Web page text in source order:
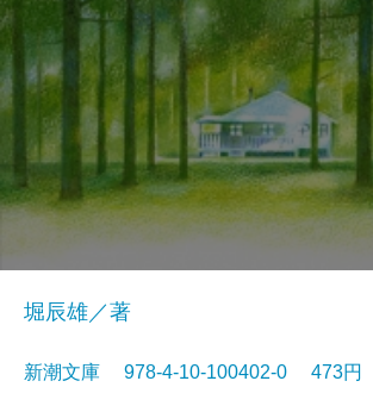
堀辰雄／著
新潮文庫 978-4-10-100402-0 473円